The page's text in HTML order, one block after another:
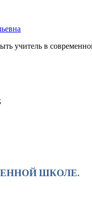
учитель в
ШКОЛЕ.